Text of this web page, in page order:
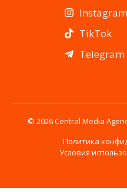
Instagram
TikTok
Telegram
© 2026 Central Media
Политика
Условия